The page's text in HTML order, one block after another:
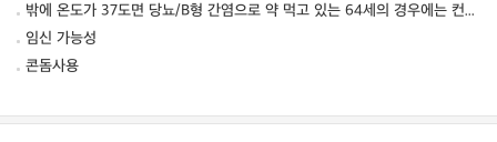
밖에 온도가 37도면 당뇨/B형 간염으로 약 먹고 있는 64세의 경우에는 컨디션 저하를 동
임신 가능성
콘돔사용